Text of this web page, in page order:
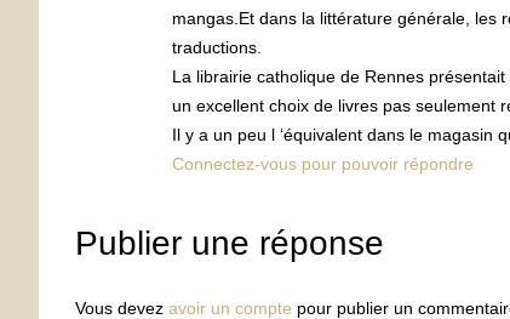
mangas.Et dans la littérature générale, les
traductions.
La librairie catholique de Rennes
un excellent choix de livres pas seulement
Il y a un peu l ‘équivalent dans le magasin
Connectez-vous pour pouvoir répondre
Publier une réponse
Vous devez avoir un compte pour publier un